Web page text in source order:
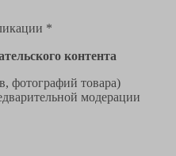
*
контента
фотографий товара)
модерации